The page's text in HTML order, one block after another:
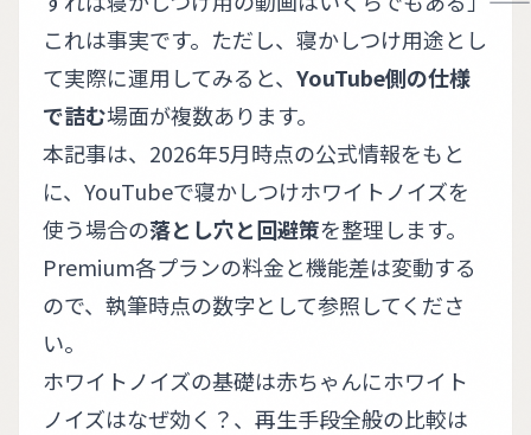
これは事実です。ただし、寝かしつけ用途とし
て実際に運用してみると、 YouTube側の仕様
で詰む場面が複数あります。
本記事は、2026年5月時点の公式情報をもと
に、YouTubeで寝かしつけホワイトノイズを
使う場合の落とし穴と回避策を整理します。
Premium各プランの料金と機能差は変動する
ので、執筆時点の数字として参照してくださ
い。
ホワイトノイズの基礎は赤ちゃんにホワイト
ノイズはなぜ効く？、再生手段全般の比較は